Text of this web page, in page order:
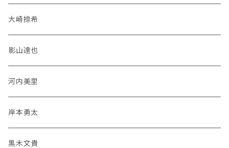
大崎捺希
影山達也
河内美里
岸本勇太
黒木文貴